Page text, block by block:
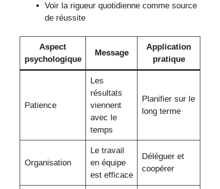
Voir la rigueur quotidienne comme source
de réussite
Aspect
psychologique
Message
Application
pratique
Patience
Les
résultats
viennent
avec le
temps
Planifier sur le
long terme
Organisation
Le travail
en équipe
est efficace
Déléguer et
coopérer